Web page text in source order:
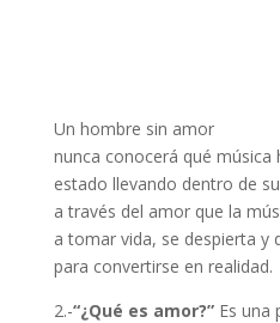
Un hombre sin amor
nunca conocerá qué música
estado llevando dentro de
a través del amor que la
a tomar vida, se despierta y
para convertirse en realidad.
2.-“¿Qué es amor?” Es una